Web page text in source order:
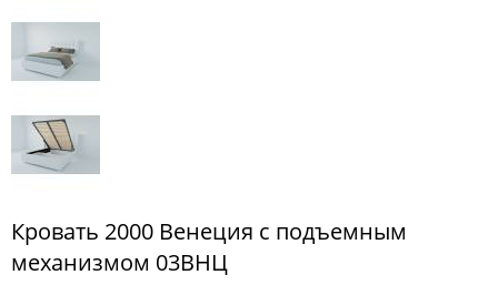
Кровать 2000 Венеция с подъемным
механизмом 03ВНЦ